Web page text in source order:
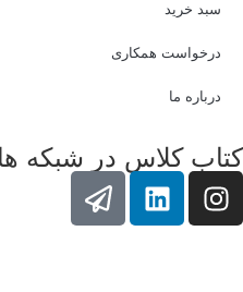
سبد خرید
درخواست همکاری
درباره ما
کتاب کلاس در شبکه